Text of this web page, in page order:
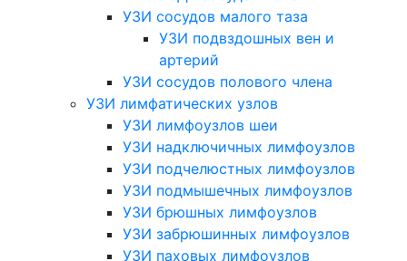
УЗИ сосудов малого таза
УЗИ подвздошных вен и
артерий
УЗИ сосудов полового члена
УЗИ лимфатических узлов
УЗИ лимфоузлов шеи
УЗИ надключичных лимфоузлов
УЗИ подчелюстных лимфоузлов
УЗИ подмышечных лимфоузлов
УЗИ брюшных лимфоузлов
УЗИ забрюшинных лимфоузлов
УЗИ паховых лимфоузлов